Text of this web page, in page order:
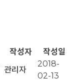
작성자
작성일
관리자
2018-
02-13